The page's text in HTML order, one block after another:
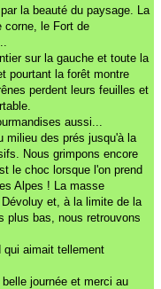
la beauté du paysage. La
corne, le Fort de
sur la gauche et toute la
pourtant la forêt montre
perdent leurs feuilles et
aussi...
milieu des prés jusqu'à la
Nous grimpons encore
le choc lorsque l'on prend
Alpes ! La masse
et, à la limite de la
plus bas, nous retrouvons
qui aimait tellement
journée et merci au